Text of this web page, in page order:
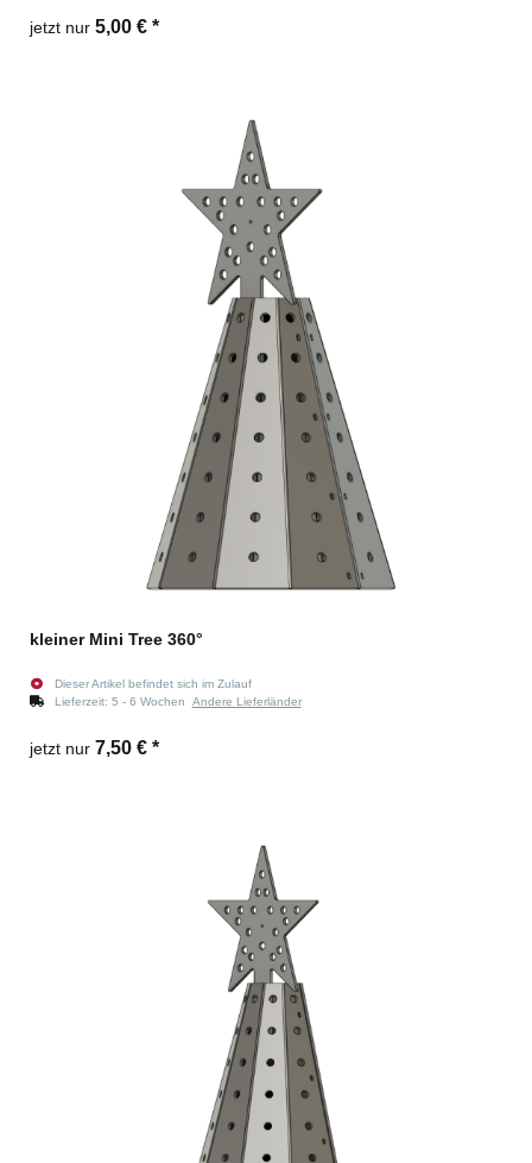
jetzt nur 5,00 € *
kleiner Mini Tree 360°
Dieser Artikel befindet sich im Zulauf
Lieferzeit: 5 - 6 Wochen Andere Lieferländer
jetzt nur 7,50 € *